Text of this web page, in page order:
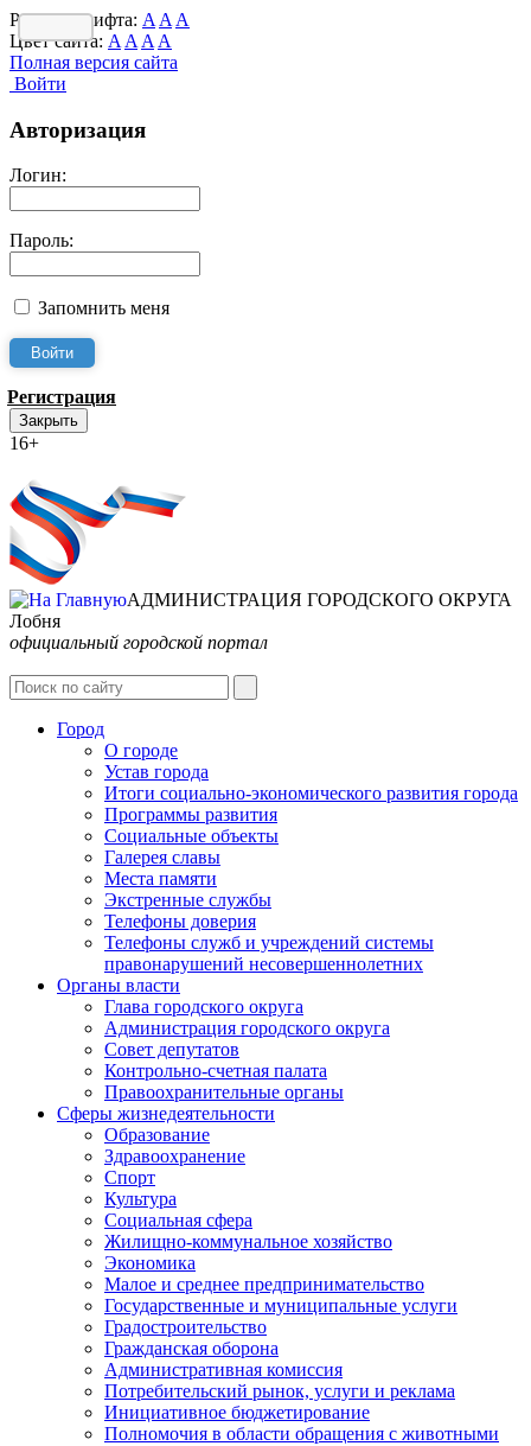
Размер шрифта: A A A
Цвет сайта: A A A A
Полная версия сайта
Войти
Авторизация
Логин:
Пароль:
Запомнить меня
Регистрация
Закрыть
16+
АДМИНИСТРАЦИЯ ГОРОДСКОГО ОКРУГА
Лобня
официальный городской портал
Город
О городе
Устав города
Итоги социально-экономического развития города
Программы развития
Социальные объекты
Галерея славы
Места памяти
Экстренные службы
Телефоны доверия
Телефоны служб и учреждений системы
правонарушений несовершеннолетних
Органы власти
Глава городского округа
Администрация городcкого округа
Совет депутатов
Контрольно-счетная палата
Правоохранительные органы
Сферы жизнедеятельности
Образование
Здравоохранение
Спорт
Культура
Социальная сфера
Жилищно-коммунальное хозяйство
Экономика
Малое и среднее предпринимательство
Государственные и муниципальные услуги
Градостроительство
Гражданская оборона
Административная комиссия
Потребительский рынок, услуги и реклама
Инициативное бюджетирование
Полномочия в области обращения с животными